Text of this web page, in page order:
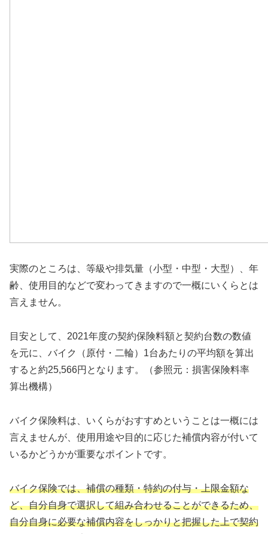
実際のところは、等級や排気量（小型・中型・大型）、年
齢、使用目的などで変わってきますので一概にいくらとは
言えません。
目安として、2021年度の契約保険料額と契約台数の数値
を元に、バイク（原付・二輪）1台あたりの平均額を算出
すると約25,566円となります。（参照元：損害保険料率
算出機構）
バイク保険料は、いくらがおすすめということは一概には
言えませんが、使用用途や目的に応じた補償内容が付いて
いるかどうかが重要なポイントです。
バイク保険では、補償の種類・特約の付与・上限金額な
ど、自分自身で選択して組み合わせることができるため、
自分自身に必要な補償内容をしっかりと把握した上で契約